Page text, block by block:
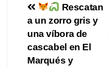
de
entradas
Rescatan
a un zorro gris y
una víbora de
cascabel en El
Marqués y